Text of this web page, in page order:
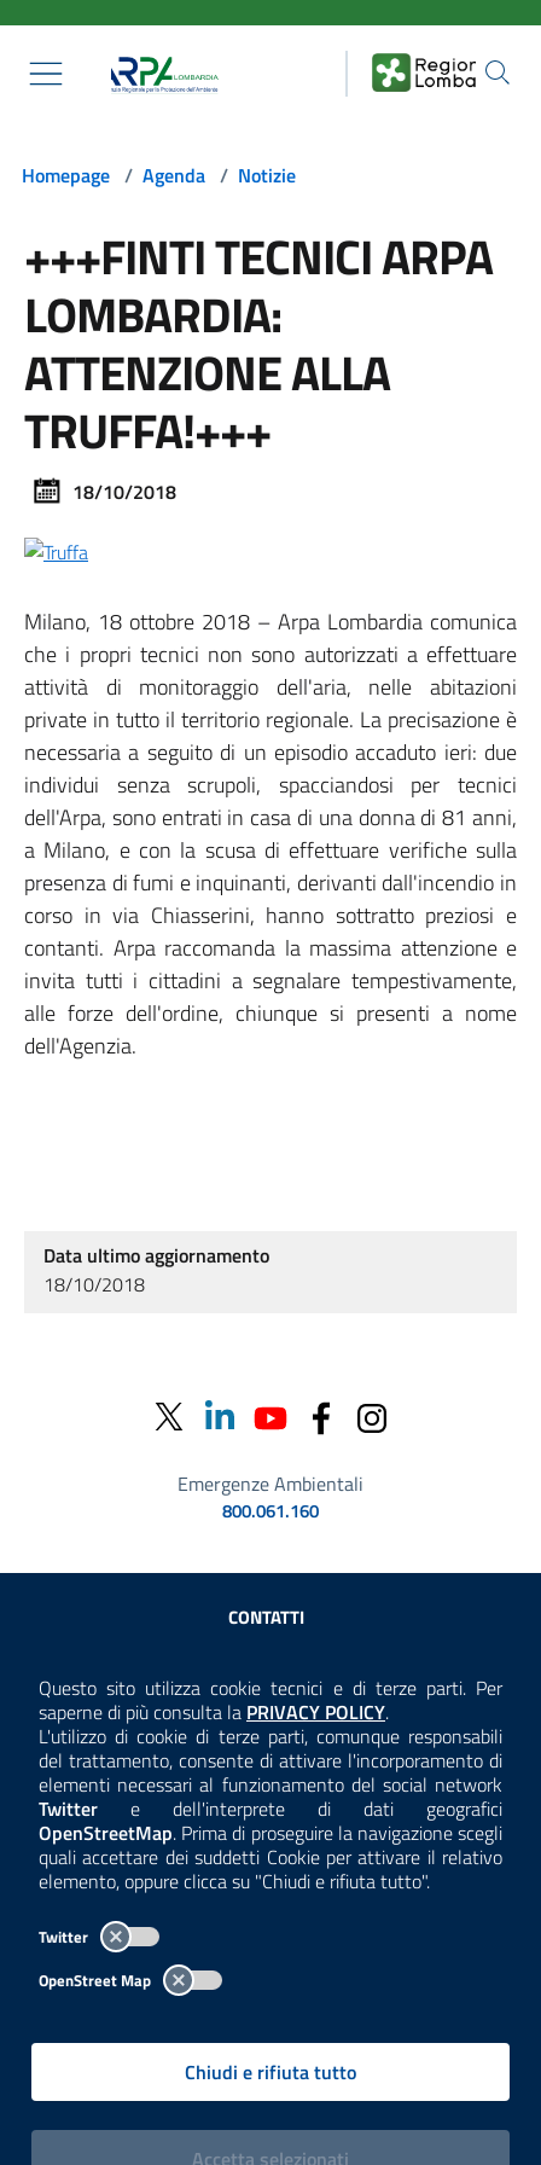
Questo sito utilizza cookie tecnici e di terze parti. Per
saperne di più consulta la Consulta la
PRIVACY POLICY.
L'utilizzo di cookie di terze parti, comunque responsabili
del trattamento, consente di attivare l'incorporamento di
elementi necessari al funzionamento del social network
Twitter e dell'interprete di dati geografici
OpenStreetMap. Prima di proseguire la navigazione scegli
quali accettare dei suddetti Cookie per attivare il relativo
elemento, oppure clicca su "Chiudi e rifiuta tutto".
Twitter
OpenStreet Map
Chiudi e rifiuta tutto
Accetta i cookies
selezionati
Homepage / Agenda / Notizie
+++FINTI TECNICI ARPA
LOMBARDIA:
ATTENZIONE ALLA
TRUFFA!+++
18/10/2018
Milano, 18 ottobre 2018 – Arpa Lombardia comunica
che i propri tecnici non sono autorizzati a effettuare
attività di monitoraggio dell'aria, nelle abitazioni
private in tutto il territorio regionale. La precisazione è
necessaria a seguito di un episodio accaduto ieri: due
individui senza scrupoli, spacciandosi per tecnici
dell'Arpa, sono entrati in casa di una donna di 81 anni,
a Milano, e con la scusa di effettuare verifiche sulla
presenza di fumi e inquinanti, derivanti dall'incendio in
corso in via Chiasserini, hanno sottratto preziosi e
contanti. Arpa raccomanda la massima attenzione e
invita tutti i cittadini a segnalare tempestivamente,
alle forze dell'ordine, chiunque si presenti a nome
dell'Agenzia.
Data ultimo aggiornamento
18/10/2018
Emergenze Ambientali
800.061.160
Sezione Link Utili
CONTATTI
ANTICORRUZIONE
ACCESSIBILITÀ
COOKIE E PRIVACY
TEMI A-Z
Per l'utilizzo del logo e dei dati fare riferimento al regolamento
consultabile aquesta pagina